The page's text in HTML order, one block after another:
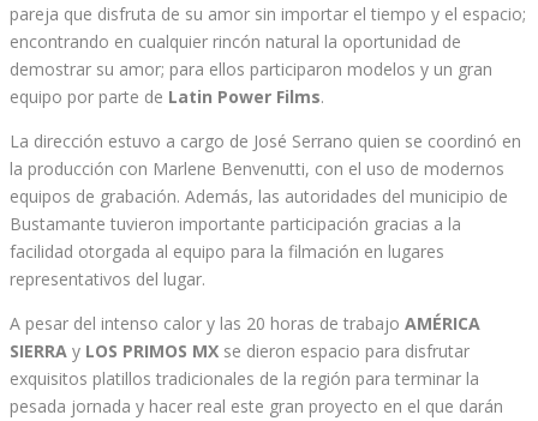
pareja que disfruta de su amor sin importar el tiempo y el espacio;
encontrando en cualquier rincón natural la oportunidad de
demostrar su amor; para ellos participaron modelos y un gran
equipo por parte de Latin Power Films.
La dirección estuvo a cargo de José Serrano quien se coordinó en
la producción con Marlene Benvenutti, con el uso de modernos
equipos de grabación. Además, las autoridades del municipio de
Bustamante tuvieron importante participación gracias a la
facilidad otorgada al equipo para la filmación en lugares
representativos del lugar.
A pesar del intenso calor y las 20 horas de trabajo AMÉRICA
SIERRA y LOS PRIMOS MX se dieron espacio para disfrutar
exquisitos platillos tradicionales de la región para terminar la
pesada jornada y hacer real este gran proyecto en el que darán